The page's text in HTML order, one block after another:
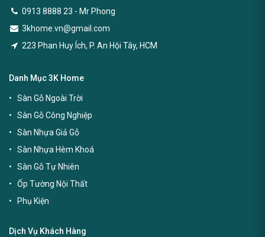
0913 8888 23 - Mr Phong
3khome.vn@gmail.com
223 Phan Huy Ích, P. An Hội Tây, HCM
Danh Mục 3K Home
Sàn Gỗ Ngoài Trời
Sàn Gỗ Công Nghiệp
Sàn Nhựa Giả Gỗ
Sàn Nhựa Hèm Khoá
Sàn Gỗ Tự Nhiên
Ốp Tường Nội Thất
Phụ Kiện
Dịch Vụ Khách Hàng